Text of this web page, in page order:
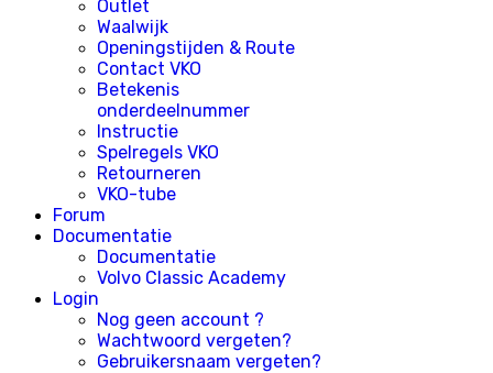
Outlet
Waalwijk
Openingstijden & Route
Contact VKO
Betekenis
onderdeelnummer
Instructie
Spelregels VKO
Retourneren
VKO-tube
Forum
Documentatie
Documentatie
Volvo Classic Academy
Login
Nog geen account ?
Wachtwoord vergeten?
Gebruikersnaam vergeten?